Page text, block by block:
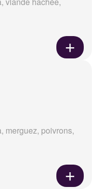
merguez, poivrons,